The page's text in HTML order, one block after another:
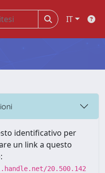
IT
identificativo per
un link a questo
20.500.142